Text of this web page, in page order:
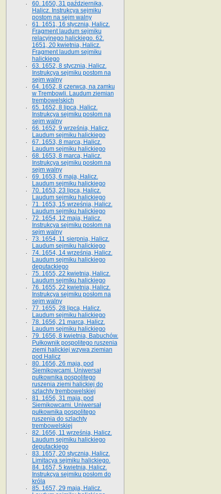
60. 1650, 31 października,
Halicz. Instrukcya sejmiku
postom na sejm walny
61. 1651, 16 stycznia, Halicz.
Fragment laudum sejmiku
relacyjnego halickiego. 62.
1651, 20 kwietnia, Halicz.
Fragment laudum sejmiku
halickiego
63. 1652, 8 stycznia, Halicz.
Instrukcya sejmiku postom na
sejm walny
64. 1652, 8 czerwca, na zamku
w Trembowli. Laudum ziemian
trembowelskich
65. 1652, 8 lipca, Halicz.
Instrukcya sejmiku posłom na
sejm walny
66. 1652, 9 września, Halicz.
Laudum sejmiku halickiego
67. 1653, 8 marca, Halicz.
Laudum sejmiku halickiego
68. 1653, 8 marca, Halicz.
Instrukcya sejmiku posłom na
sejm walny
69. 1653, 6 maja, Halicz.
Laudum sejmiku halickiego
70. 1653, 23 lipca, Halicz.
Laudum sejmiku halickiego
71. 1653, 15 września, Halicz.
Laudum sejmiku halickiego
72. 1654, 12 maja, Halicz.
Instrukcya sejmiku posłom na
sejm walny
73. 1654, 11 sierpnia, Halicz.
Laudum sejmiku halickiego
74. 1654, 14 września, Halicz.
Laudum sejmiku halickiego
deputackiego
75. 1655, 22 kwietnia, Halicz.
Laudum sejmiku halickiego
76. 1655, 22 kwietnia, Halicz.
Instrukcya sejmiku posłom na
sejm walny
77. 1655, 28 lipca, Halicz.
Laudum sejmiku halickiego
78. 1656, 21 marca, Halicz.
Laudum sejmiku halickiego
79. 1656, 8 kwietnia, Babuchów.
Pułkownik pospolitego ruszenia
ziemi halickiej wzywa ziemian
pod Halicz
80. 1656, 26 maja, pod
Siemikowcami. Uniwersał
pułkownika pospolitego
ruszenia ziemi halickiej do
szlachty trembowelskiej
81. 1656, 31 maja, pod
Siemikowcami. Uniwersał
pułkownika pospolitego
ruszenia do szlachty
trembowelskiej
82. 1656, 11 września, Halicz.
Laudum sejmiku halickiego
deputackiego
83. 1657, 20 stycznia, Halicz.
Limitacya sejmiku halickiego.
84. 1657, 5 kwietnia, Halicz.
Instrukcya sejmiku posłom do
króla
85. 1657, 29 maja, Halicz.